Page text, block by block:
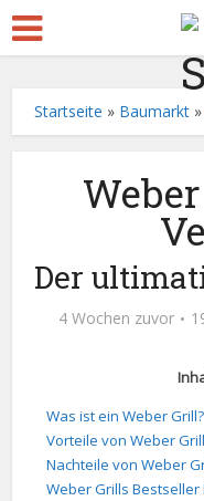
Startseite » Baumarkt
Der
4 Wochen zuvor
Was ist ein Weber Grill?
Vorteile von Weber
Nachteile von Weber
Weber Grills Bestseller